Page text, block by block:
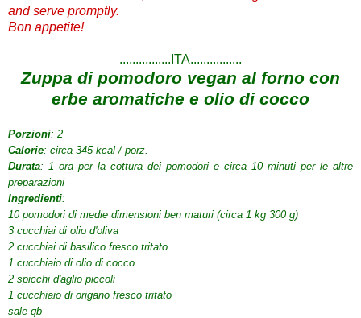
and serve promptly.
Bon appetite!
................ITA................
Zuppa di pomodoro vegan al forno con
erbe aromatiche e olio di cocco
Porzioni: 2
Calorie: circa 345 kcal / porz
Durata: 1 ora per la cottura dei pomodori e circa 10 minuti per le altre
preparazioni
Ingredienti:
10 pomodori di medie dimensioni ben maturi (circa 1 kg 300 g)
3 cucchiai di olio d'oliva
2 cucchiai di basilico fresco tritato
1 cucchiaio di olio di cocco
2 spicchi d'aglio piccoli
1 cucchiaio di origano fresco tritato
sale qb